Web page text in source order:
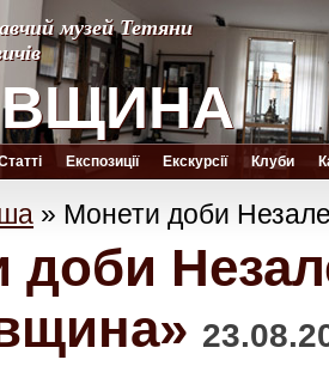
музей Тетяни
музей Тетяни
Експозиції Екскурсії Клуби
» Монети доби